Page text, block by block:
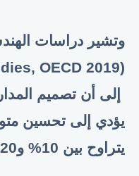
وتشير دراسات
OECD 2019)
إلى أن تصميم
يؤدي إلى تحسين
يتراوح بين 10% و20%.